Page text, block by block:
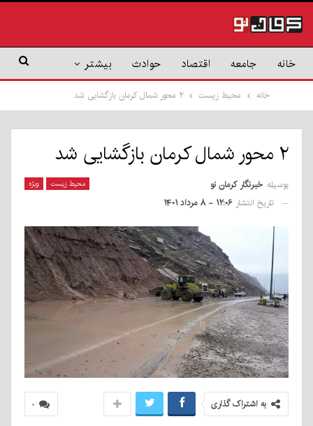
خانه جامعه اقتصاد حوادث بیشتر
خانه محیط زیست ۲ محور شمال کرمان بازگشایی شد
۲ محور شمال کرمان بازگشایی شد
محیط زیست ویژه بوسیله خبرنگار کرمان نو
تاریخ انتشار ۱۲:۰۶ - ۸ مرداد ۱۴۰۱
۰ به اشتراک گذاری